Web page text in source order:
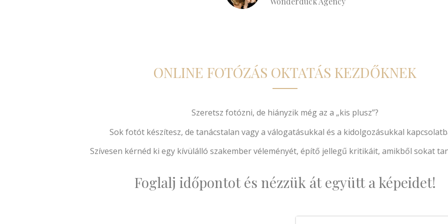
ONLINE FOTÓZÁS OKTATÁS KEZDŐKNEK
Szeretsz fotózni, de hiányzik még az a „kis plusz”?
Sok fotót készítesz, de tanácstalan vagy a válogatásukkal és a kidolgozásukkal
Szívesen kérnéd ki egy kívülálló szakember véleményét, építő jellegű kritikáit, amikből sokat
Foglalj időpontot és nézzük át együtt a képeidet!